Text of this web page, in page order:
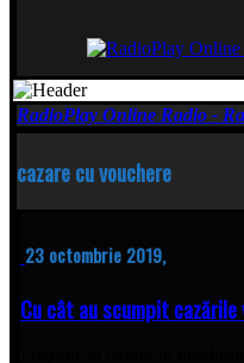
RadioPlay Online Radio -
cazare cu vouchere
23 octombrie 2019,
Cu cât au scumpit cazările